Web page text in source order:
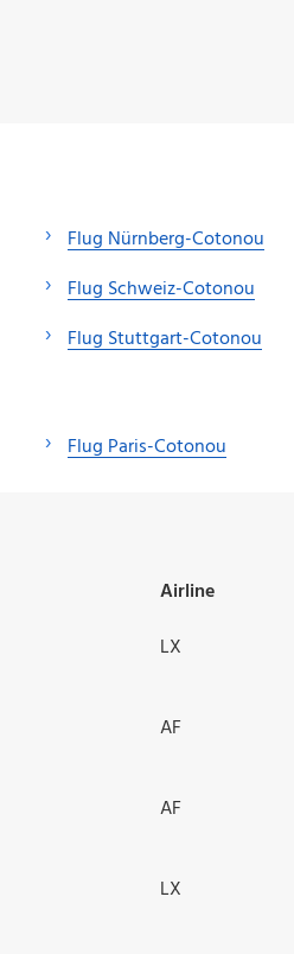
Flug Nürnberg-Cotonou
Flug Schweiz-Cotonou
Flug Stuttgart-Cotonou
Flug Paris-Cotonou
Airline
LX
AF
AF
LX